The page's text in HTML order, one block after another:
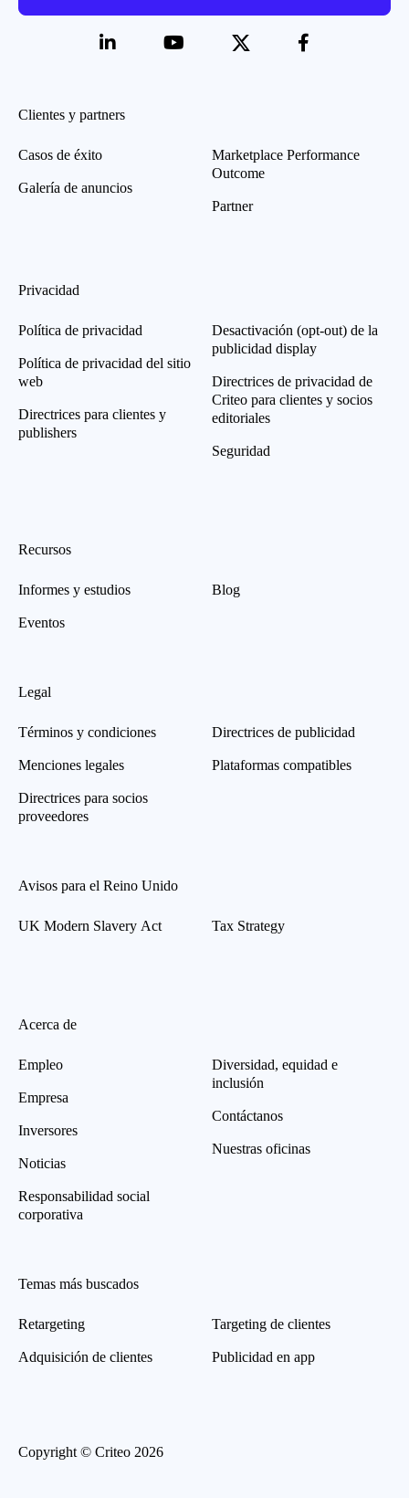
Clientes y partners
Casos de éxito
Galería de anuncios
Marketplace Performance
Outcome
Partner
Privacidad
Política de privacidad
Política de privacidad del sitio
web
Directrices para clientes y
publishers
Desactivación (opt-out) de la
publicidad display
Directrices de privacidad de
Criteo para clientes y socios
editoriales
Seguridad
Recursos
Informes y estudios
Eventos
Blog
Legal
Términos y condiciones
Menciones legales
Directrices para socios
proveedores
Directrices de publicidad
Plataformas compatibles
Avisos para el Reino Unido
UK Modern Slavery Act Tax Strategy
Acerca de
Empleo
Empresa
Inversores
Noticias
Responsabilidad social
corporativa
Diversidad, equidad e
inclusión
Contáctanos
Nuestras oficinas
Temas más buscados
Retargeting
Adquisición de clientes
Targeting de clientes
Publicidad en app
Copyright © Criteo 2026